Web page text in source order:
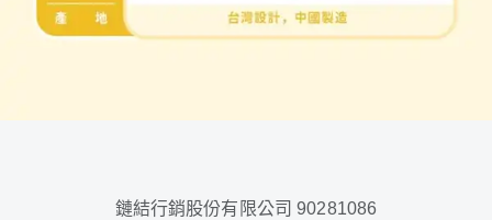
鏈結行銷股份有限公司 90281086